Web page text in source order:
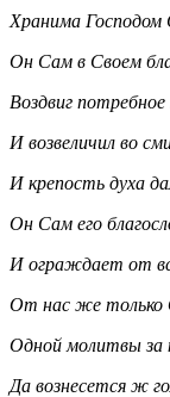
Хранима
Он Сам в Своем
Воздвиг потребное
И возвеличил во
И крепость духа
Он Сам его
И ограждает от
От нас же
Одной молитвы за
Да вознесется ж